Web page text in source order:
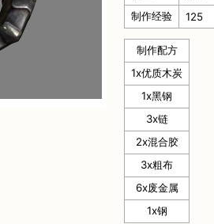
制作经验
125
制作配方
1x优质木炭
1x黑钢
3x链
2x混合胶
3x粗布
6x废金属
1x钢